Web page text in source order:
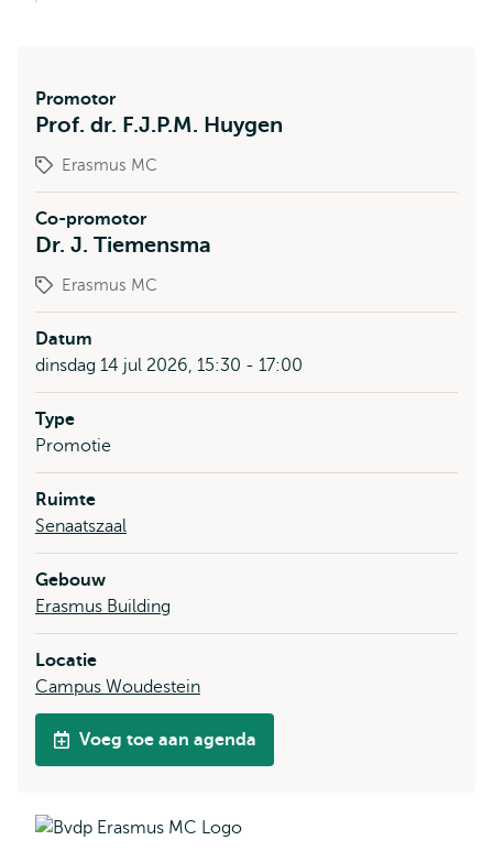
Promotor
Prof. dr. F.J.P.M. Huygen
Erasmus MC
Co-promotor
Dr. J. Tiemensma
Erasmus MC
Datum
dinsdag 14 jul 2026, 15:30 - 17:00
Type
Promotie
Ruimte
Senaatszaal
Gebouw
Erasmus Building
Locatie
Campus Woudestein
Voeg toe aan agenda